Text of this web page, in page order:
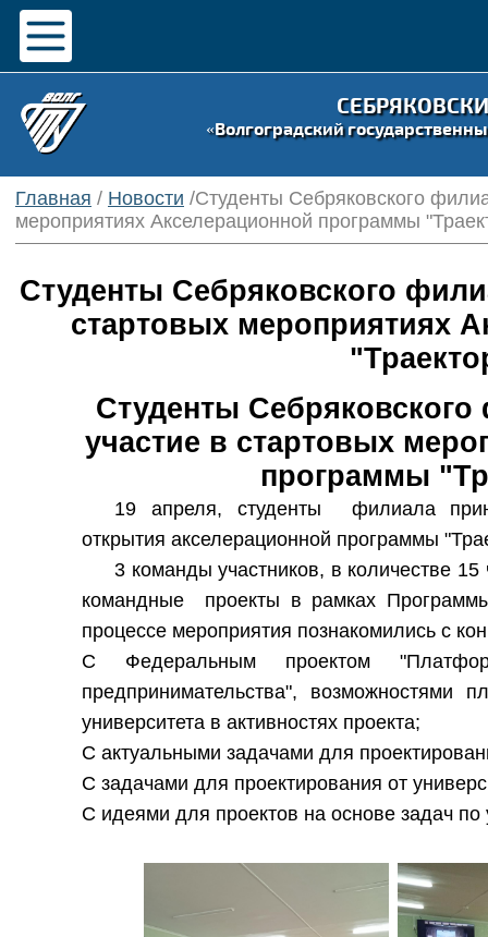
«Волгоградский
Главная / Новости /Студенты Себряковского
мероприятиях Акселерационной программы
Студенты Себряковского
стартовых мероприятиях
Студенты
участие в стартовых
программы
19 апреля, студенты филиала
открытия акселерационной программы
3 команды участников, в количестве
командные проекты в рамках
процессе мероприятия познакомились с
С Федеральным проектом
предпринимательства", возможностями
университета в активностях проекта;
С актуальными задачами для
С задачами для проектирования от
С идеями для проектов на основе задач